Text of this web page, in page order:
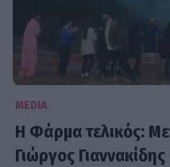
MEDIA
Η Φάρμα τελικός:
Γιώργος